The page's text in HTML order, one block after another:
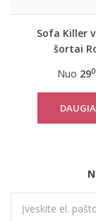
Sofa Killer
šortai
Nuo 29